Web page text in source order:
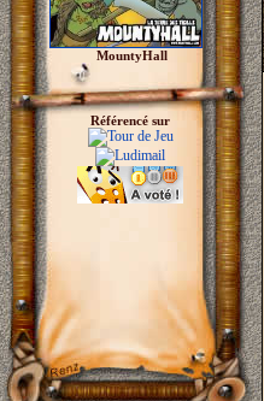
MountyHall
Référencé sur